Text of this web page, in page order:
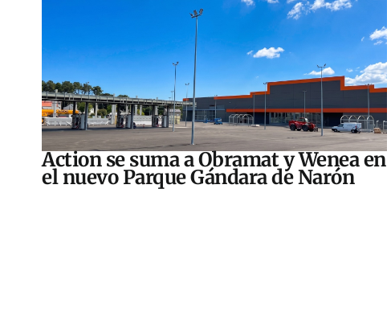
Action se suma a Obramat y Wenea en
el nuevo Parque Gándara de Narón